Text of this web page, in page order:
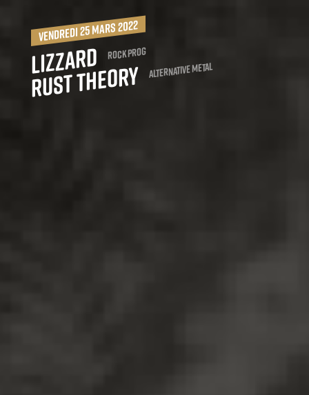
vendredi 25 mars 2022
Lizzard Rock Prog
Rust Theory Alternative Metal